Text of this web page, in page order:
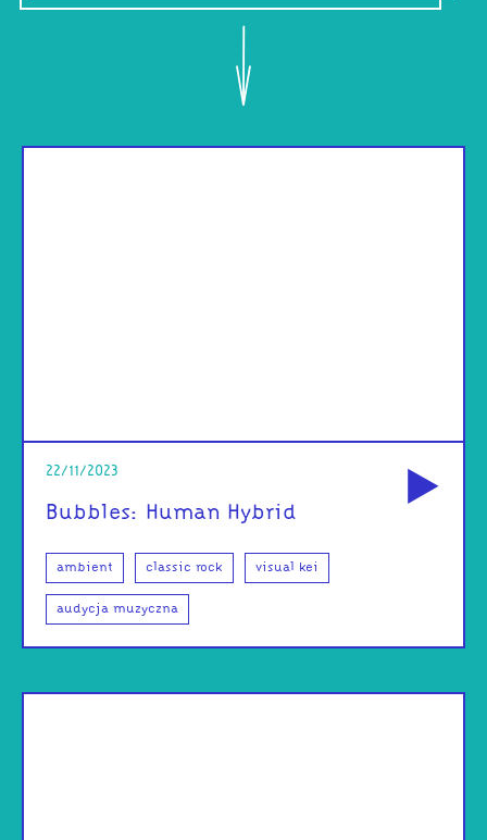
22/11/2023
Bubbles: Human Hybrid
ambient classic rock visual kei
audycja muzyczna